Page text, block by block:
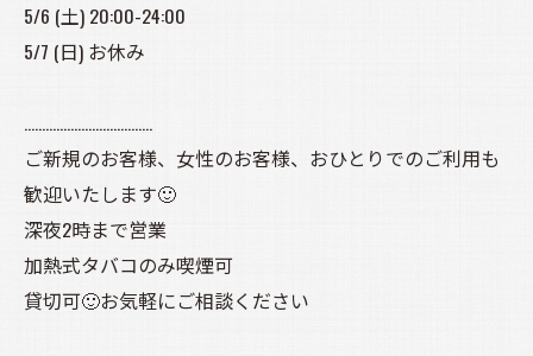
5/6 (土) 20:00-24:00
5/7 (日) お休み
………………………………
ご新規のお客様、女性のお客様、おひとりでのご利用も
歓迎いたします🙂
深夜2時まで営業
加熱式タバコのみ喫煙可
貸切可🙂お気軽にご相談ください